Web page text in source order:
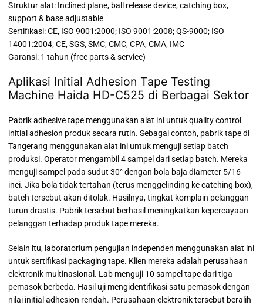
Struktur alat: Inclined plane, ball release device, catching box,
support & base adjustable
Sertifikasi: CE, ISO 9001:2000; ISO 9001:2008; QS-9000; ISO
14001:2004; CE, SGS, SMC, CMC, CPA, CMA, IMC
Garansi: 1 tahun (free parts & service)
Aplikasi Initial Adhesion Tape Testing
Machine Haida HD-C525 di Berbagai Sektor
Pabrik adhesive tape menggunakan alat ini untuk quality control
initial adhesion produk secara rutin. Sebagai contoh, pabrik tape di
Tangerang menggunakan alat ini untuk menguji setiap batch
produksi. Operator mengambil 4 sampel dari setiap batch. Mereka
menguji sampel pada sudut 30° dengan bola baja diameter 5/16
inci. Jika bola tidak tertahan (terus menggelinding ke catching box),
batch tersebut akan ditolak. Hasilnya, tingkat komplain pelanggan
turun drastis. Pabrik tersebut berhasil meningkatkan kepercayaan
pelanggan terhadap produk tape mereka.
Selain itu, laboratorium pengujian independen menggunakan alat ini
untuk sertifikasi packaging tape. Klien mereka adalah perusahaan
elektronik multinasional. Lab menguji 10 sampel tape dari tiga
pemasok berbeda. Hasil uji mengidentifikasi satu pemasok dengan
nilai initial adhesion rendah. Perusahaan elektronik tersebut beralih